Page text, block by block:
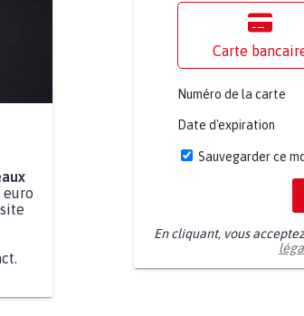
euro
Carte
Numéro de la carte
Date d'expiration
Sauvegarder ce
En cliquant, vous